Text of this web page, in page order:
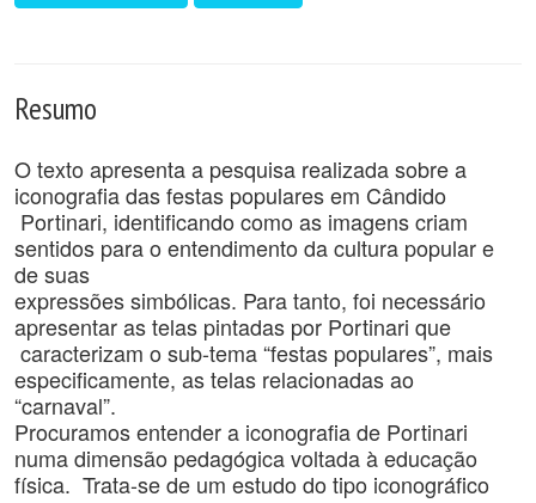
Resumo
O texto apresenta a pesquisa realizada sobre a
iconografia das festas populares em Cândido
Portinari, identificando como as imagens criam
sentidos para o entendimento da cultura popular e
de suas
expressões simbólicas. Para tanto, foi necessário
apresentar as telas pintadas por Portinari que
caracterizam o sub-tema “festas populares”, mais
especificamente, as telas relacionadas ao
“carnaval”.
Procuramos entender a iconografia de Portinari
numa dimensão pedagógica voltada à educação
física. Trata-se de um estudo do tipo iconográfico